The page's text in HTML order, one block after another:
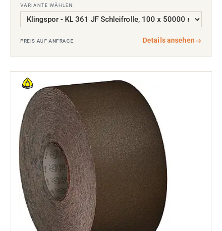
VARIANTE WÄHLEN
PREIS AUF ANFRAGE Details ansehen→